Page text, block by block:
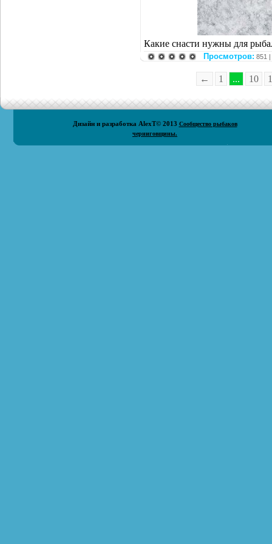
Какие снасти нужны для
Просмотров: 851 |
← 1 ... 10
Дизайн и разработка AlexT© 2013 Сообщество рыбаков
черниговщины.